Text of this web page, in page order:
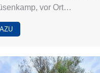
vor Ort…